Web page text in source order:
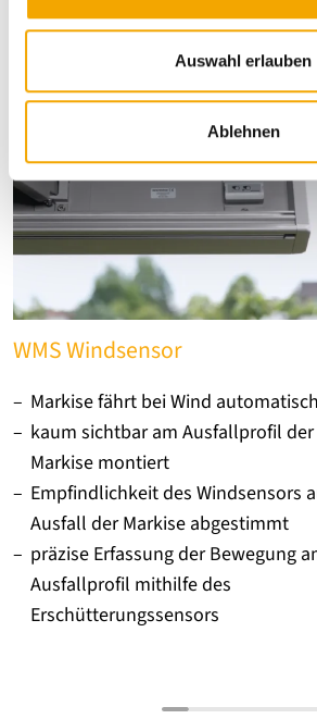
Auswahl erlauben
Ablehnen
Ausstattungsextras
WMS Windsensor
Markise fährt bei Wind
kaum sichtbar am Ausfallprofil der
Markise montiert
Empfindlichkeit des Windsensors
Ausfall der Markise abgestimmt
präzise Erfassung der Bewegung
Ausfallprofil mithilfe des
Erschütterungssensors